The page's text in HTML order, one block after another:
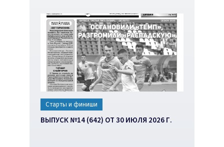
Старты и финиши
ВЫПУСК №14 (642) ОТ 30 ИЮЛЯ 2026 Г.